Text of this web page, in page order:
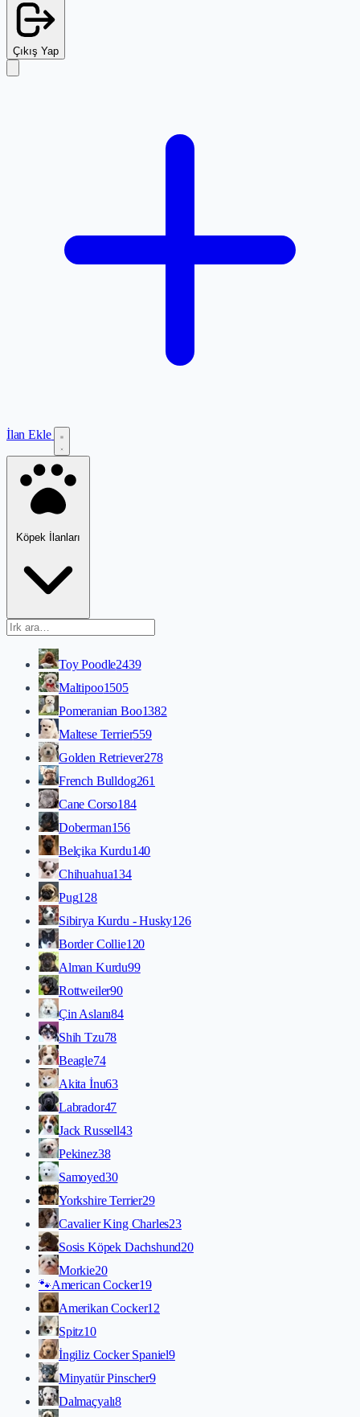
Çıkış Yap
İlan Ekle
Köpek İlanları
Toy Poodle2439
Maltipoo1505
Pomeranian Boo1382
Maltese Terrier559
Golden Retriever278
French Bulldog261
Cane Corso184
Doberman156
Belçika Kurdu140
Chihuahua134
Pug128
Sibirya Kurdu - Husky126
Border Collie120
Alman Kurdu99
Rottweiler90
Çin Aslanı84
Shih Tzu78
Beagle74
Akita İnu63
Labrador47
Jack Russell43
Pekinez38
Samoyed30
Yorkshire Terrier29
Cavalier King Charles23
Sosis Köpek Dachshund20
Morkie20
🐾American Cocker19
Amerikan Cocker12
Spitz10
İngiliz Cocker Spaniel9
Minyatür Pinscher9
Dalmaçyalı8